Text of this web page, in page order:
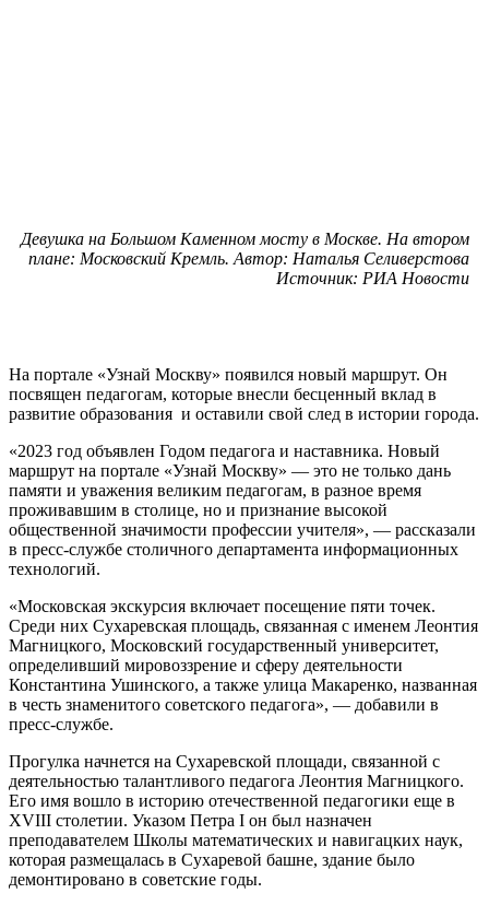
Девушка на Большом Каменном мосту в Москве. На втором
плане: Московский Кремль. Автор: Наталья Селиверстова
Источник: РИА Новости
На портале «Узнай Москву» появился новый маршрут. Он
посвящен педагогам, которые внесли бесценный вклад в
развитие образования и оставили свой след в истории города.
«2023 год объявлен Годом педагога и наставника. Новый
маршрут на портале «Узнай Москву» — это не только дань
памяти и уважения великим педагогам, в разное время
проживавшим в столице, но и признание высокой
общественной значимости профессии учителя», — рассказали
в пресс-службе столичного департамента информационных
технологий.
«Московская экскурсия включает посещение пяти точек.
Среди них Сухаревская площадь, связанная с именем Леонтия
Магницкого, Московский государственный университет,
определивший мировоззрение и сферу деятельности
Константина Ушинского, а также улица Макаренко, названная
в честь знаменитого советского педагога», — добавили в
пресс-службе.
Прогулка начнется на Сухаревской площади, связанной с
деятельностью талантливого педагога Леонтия Магницкого.
Его имя вошло в историю отечественной педагогики еще в
XVIII столетии. Указом Петра I он был назначен
преподавателем Школы математических и навигацких наук,
которая размещалась в Сухаревой башне, здание было
демонтировано в советские годы.